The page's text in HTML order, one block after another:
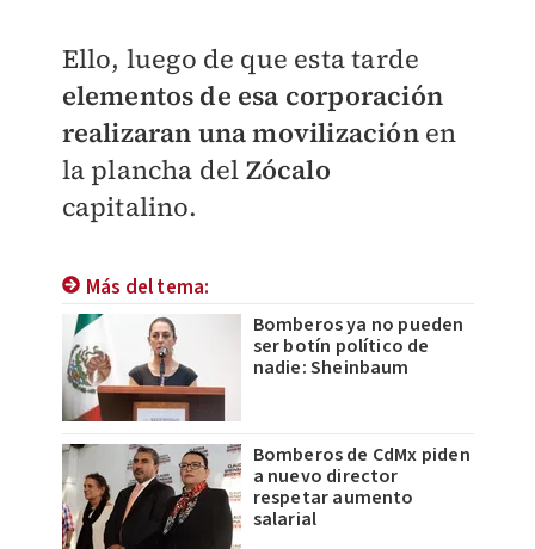
Ello, luego de que esta tarde
elementos de esa corporación
realizaran una movilizaciónen
la plancha del Zócalo
capitalino.
Más del tema:
Bomberos ya no pueden
ser botín político de
nadie: Sheinbaum
Bomberos de CdMx piden
a nuevo director
respetar aumento
salarial